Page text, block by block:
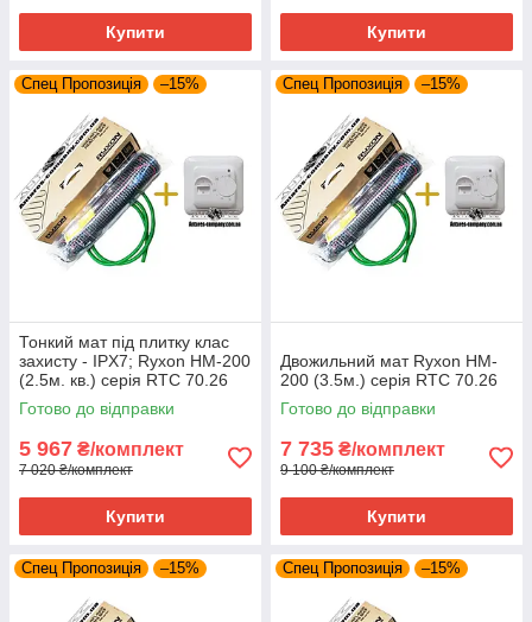
Купити Купити
Спец Пропозиція –15%
Тонкий мат під плитку клас
захисту - IPX7; Ryxon HM-200
(2.5м. кв.) серія RTC 70.26
Готово до відправки
5 967 ₴/комплект
7 020 ₴/комплект
Купити
Спец Пропозиція –15%
Двожильний мат Ryxon HM-
200 (3.5м.) серія RTC 70.26
Готово до відправки
7 735 ₴/комплект
9 100 ₴/комплект
Купити
Спец Пропозиція –15% Спец Пропозиція –15%